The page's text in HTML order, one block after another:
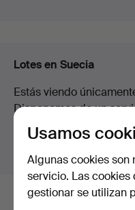
Lotes en Suecia
Estás viendo
Disponemos de un
para todas nuestras
Mostrar lotes fuera de
Usamos
Algunas cookies son
servicio. Las
gestionar se utilizan